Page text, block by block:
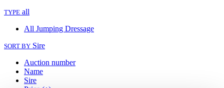
TYPE all
All Jumping Dressage
SORT BY Sire
Auction number
Name
Sire